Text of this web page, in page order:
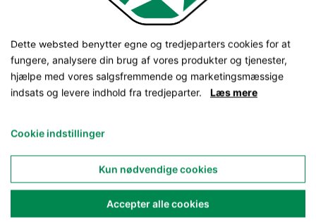
Dette websted benytter egne og tredjeparters cookies for at
fungere, analysere din brug af vores produkter og tjenester,
hjælpe med vores salgsfremmende og marketingsmæssige
indsats og levere indhold fra tredjeparter. Læs mere
Cookie indstillinger
Kun nødvendige cookies
Accepter alle cookies